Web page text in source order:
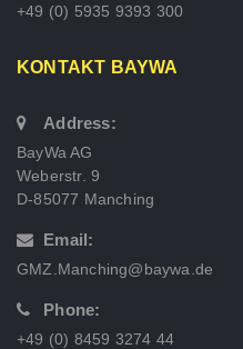
+49 (0) 5935 9393 300
KONTAKT BAYWA
Address:
BayWa AG
Weberstr. 9
D-85077 Manching
Email:
GMZ.Manching@baywa.de
Phone:
+49 (0) 8459 3274 44